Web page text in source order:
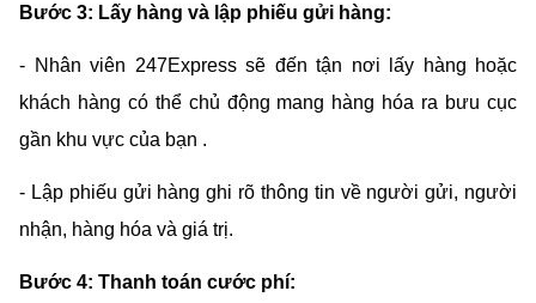
Bước 3: Lấy hàng và lập phiếu gửi hàng:
- Nhân viên 247Express sẽ đến tận nơi lấy hàng hoặc
khách hàng có thể chủ động mang hàng hóa ra bưu cục
gần khu vực của bạn .
- Lập phiếu gửi hàng ghi rõ thông tin về người gửi, người
nhận, hàng hóa và giá trị.
Bước 4: Thanh toán cước phí: